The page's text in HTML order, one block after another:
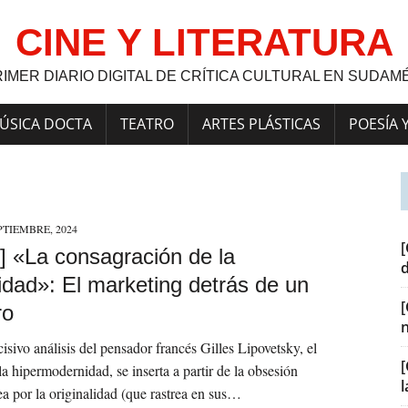
CINE Y LITERATURA
DIARIO DIGITAL DE CRÍTICA CULTURAL EN
DOCTA TEATRO ARTES PLÁSTICAS POESÍA
2024
«La consagración de la
El marketing detrás de un
análisis del pensador francés Gilles Lipovetsky, el
hipermodernidad, se inserta a partir de la obsesión
por la originalidad (que rastrea en sus…